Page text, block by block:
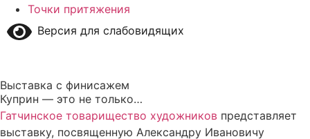
Точки притяжения
Версия для слабовидящих
Выставка с финисажем
Куприн — это не только…
Гатчинское товарищество художников представляет
выставку, посвященную Александру Ивановичу